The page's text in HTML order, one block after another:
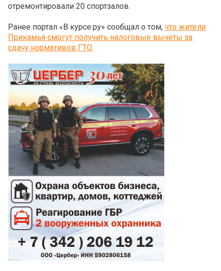
отремонтировали 20 спортзалов.
Ранее портал «В курсе.ру» сообщал о том, что жители
Прикамья смогут получить налоговые вычеты за
сдачу нормативов ГТО.